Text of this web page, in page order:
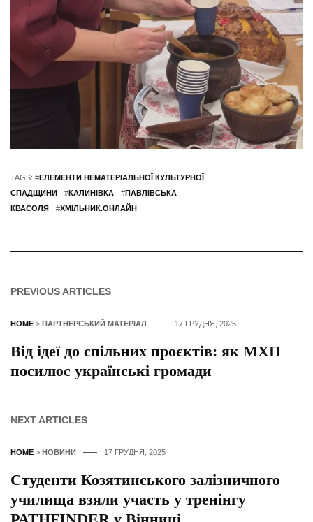
TAGS: #ЕЛЕМЕНТИ НЕМАТЕРІАЛЬНОЇ КУЛЬТУРНОЇ
СПАДЩИНИ
#КАЛИНІВКА #ПАВЛІВСЬКА
КВАСОЛЯ
#ХМІЛЬНИК.ОНЛАЙН
PREVIOUS ARTICLES
HOME > ПАРТНЕРСЬКИЙ МАТЕРІАЛ 17 ГРУДНЯ, 2025
Від ідеї до спільних проєктів: як МХП
посилює українські громади
NEXT ARTICLES
HOME > НОВИНИ 17 ГРУДНЯ, 2025
Студенти Козятинського залізничного
училища взяли участь у тренінгу